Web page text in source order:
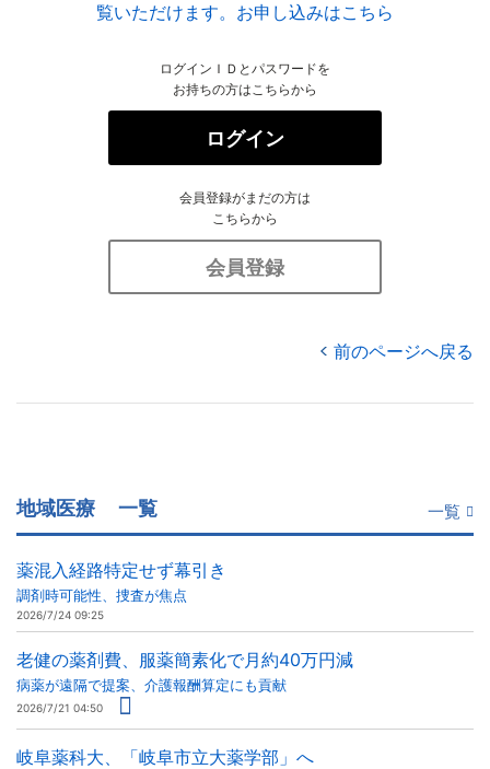
覧いただけます。お申し込みはこちら
ログインＩＤとパスワードを
お持ちの方はこちらから
ログイン
会員登録がまだの方は
こちらから
会員登録
前のページへ戻る
地域医療 一覧 一覧
薬混入経路特定せず幕引き
調剤時可能性、捜査が焦点
2026/7/24 09:25
老健の薬剤費、服薬簡素化で月約40万円減
病薬が遠隔で提案、介護報酬算定にも貢献
2026/7/21 04:50
岐阜薬科大、「岐阜市立大薬学部」へ